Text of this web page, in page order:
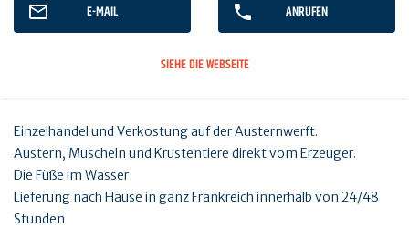
E-MAIL ANRUFEN
SIEHE DIE WEBSEITE
Einzelhandel und Verkostung auf der Austernwerft.
Austern, Muscheln und Krustentiere direkt vom Erzeuger.
Die Füße im Wasser
Lieferung nach Hause in ganz Frankreich innerhalb von 24/48
Stunden